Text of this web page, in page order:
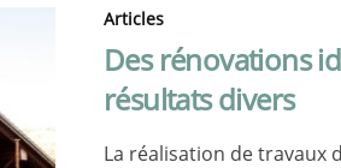
Articles
Des rénovations
résultats divers
La réalisation de travaux